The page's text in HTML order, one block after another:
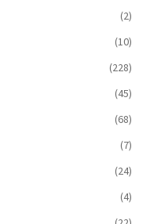
(2)
(10)
(228)
(45)
(68)
(7)
(24)
(4)